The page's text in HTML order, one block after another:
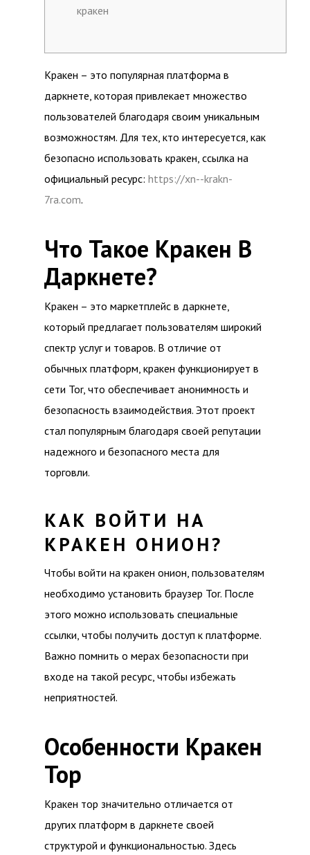
кракен
Кракен – это популярная платформа в
даркнете, которая привлекает множество
пользователей благодаря своим уникальным
возможностям. Для тех, кто интересуется, как
безопасно использовать кракен, ссылка на
официальный ресурс: https://xn--krakn-
7ra.com.
Что Такое Кракен В
Даркнете?
Кракен – это маркетплейс в даркнете,
который предлагает пользователям широкий
спектр услуг и товаров. В отличие от
обычных платформ, кракен функционирует в
сети Tor, что обеспечивает анонимность и
безопасность взаимодействия. Этот проект
стал популярным благодаря своей репутации
надежного и безопасного места для
торговли.
КАК ВОЙТИ НА
КРАКЕН ОНИОН?
Чтобы войти на кракен онион, пользователям
необходимо установить браузер Tor. После
этого можно использовать специальные
ссылки, чтобы получить доступ к платформе.
Важно помнить о мерах безопасности при
входе на такой ресурс, чтобы избежать
неприятностей.
Особенности Кракен
Тор
Кракен тор значительно отличается от
других платформ в даркнете своей
структурой и функциональностью. Здесь